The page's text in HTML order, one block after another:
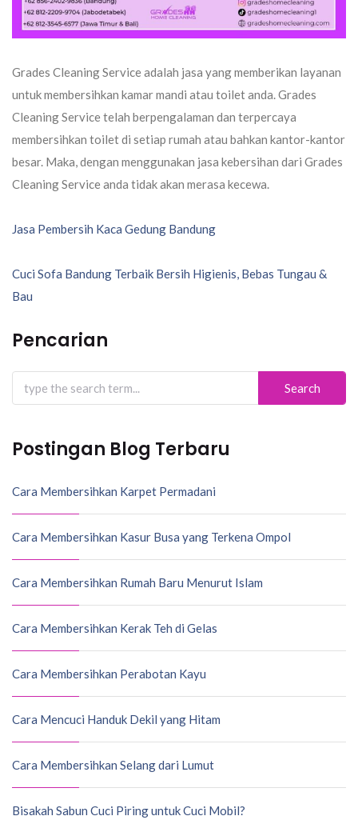
Grades Cleaning Service adalah jasa yang memberikan layanan
untuk membersihkan kamar mandi atau toilet anda. Grades
Cleaning Service telah berpengalaman dan terpercaya
membersihkan toilet di setiap rumah atau bahkan kantor-kantor
besar. Maka, dengan menggunakan jasa kebersihan dari Grades
Cleaning Service anda tidak akan merasa kecewa.
Navigasi
Jasa Pembersih Kaca Gedung Bandung
Cuci Sofa Bandung Terbaik Bersih Higienis, Bebas Tungau &
Bau
Pencarian
Search
for:
Postingan Blog Terbaru
Cara Membersihkan Karpet Permadani
Cara Membersihkan Kasur Busa yang Terkena Ompol
Cara Membersihkan Rumah Baru Menurut Islam
Cara Membersihkan Kerak Teh di Gelas
Cara Membersihkan Perabotan Kayu
Cara Mencuci Handuk Dekil yang Hitam
Cara Membersihkan Selang dari Lumut
Bisakah Sabun Cuci Piring untuk Cuci Mobil?